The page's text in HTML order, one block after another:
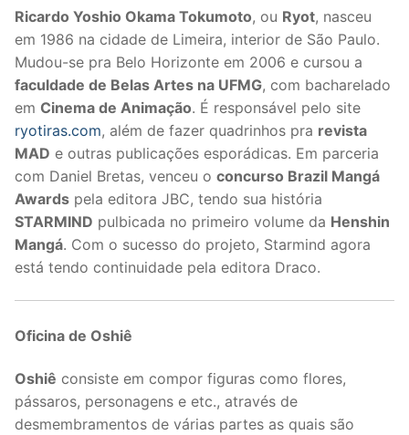
Ricardo Yoshio Okama Tokumoto, ou Ryot, nasceu
em 1986 na cidade de Limeira, interior de São Paulo.
Mudou-se pra Belo Horizonte em 2006 e cursou a
faculdade de Belas Artes na UFMG, com bacharelado
em Cinema de Animação. É responsável pelo site
ryotiras.com, além de fazer quadrinhos pra revista
MAD e outras publicações esporádicas. Em parceria
com Daniel Bretas, venceu o concurso Brazil Mangá
Awards pela editora JBC, tendo sua história
STARMIND pulbicada no primeiro volume da Henshin
Mangá. Com o sucesso do projeto, Starmind agora
está tendo continuidade pela editora Draco.
Oficina de Oshiê
Oshiê consiste em compor figuras como flores,
pássaros, personagens e etc., através de
desmembramentos de várias partes as quais são